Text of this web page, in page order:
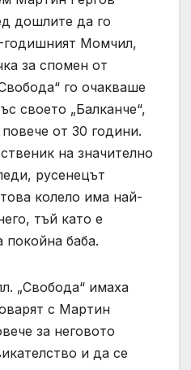
дошлите да го
годишният Момчил,
за спомен от
го очакваше
своето „Балканче“,
от 30 години.
на значително
русенецът
колело има най-
тъй като е
покойна баба.
„Свобода“ имаха
с Мартин
за неговото
и да се